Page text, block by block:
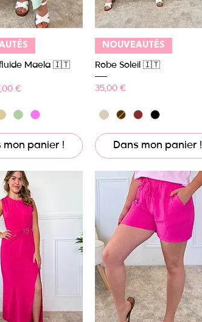
rapide
Maela 🇮🇹
promotionnel
€
mon panier !
Aperçu rapide
NOUVEAUTÉS
Robe Soleil 🇮🇹
Prix
35,00 €
Dans mon panier !